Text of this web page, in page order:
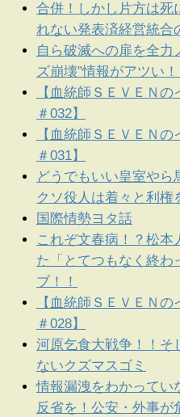
合併！しかし片方は死
れない発表済経営統合
自ら破滅への扉を全力
ズ崩壊”情報がアツい！
【血統師ＳＥＶＥＮ
＃032】
【血統師ＳＥＶＥＮ
＃031】
どうでもいい皇室や
クソ役人は着々と利権
国際情勢ヨタ話
これぞ文春病！？松本
た「とてつもなく終わ
ブ！！
【血統師ＳＥＶＥＮ
＃028】
河原乞食大戦争！！そ
ないクズマスゴミ
情報漏洩をわかってい
反省を！公安・外事が